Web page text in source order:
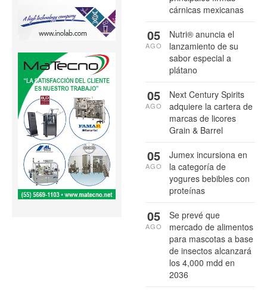
cárnicas mexicanas
Nutri® anuncia el
lanzamiento de su
sabor especial a
plátano
05
AGO
Next Century Spirits
adquiere la cartera de
marcas de licores
Grain & Barrel
05
AGO
Jumex incursiona en
la categoría de
yogures bebibles con
proteínas
05
AGO
Se prevé que
mercado de alimentos
para mascotas a base
de insectos alcanzará
los 4,000 mdd en
2036
05
AGO